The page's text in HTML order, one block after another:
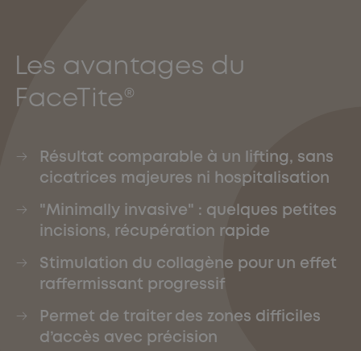
Les avantages du
FaceTite®
Résultat comparable à un lifting, sans
cicatrices majeures ni hospitalisation
"Minimally invasive" : quelques petites
incisions, récupération rapide
Stimulation du collagène pour un effet
raffermissant progressif
Permet de traiter des zones difficiles
d’accès avec précision